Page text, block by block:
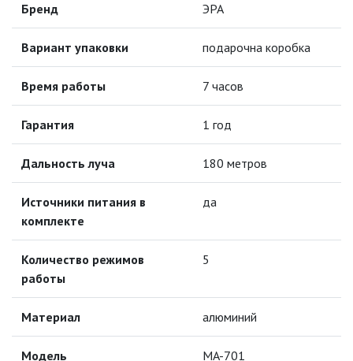
ИЗОЛЯЦИОННАЯ ЛЕНТА
ИСТОЧНИКИ СВЕТА
КАБЕЛЕНЕСУЩИЕ СИСТЕМЫ
КЛЕЙКИЕ ЛЕНТЫ
ЛЕНТЫ СВЕТОДИОДНЫЕ (LED
ЛЕНТЫ)
ЛИНЕЙНЫЕ СВЕТОДИОДНЫЕ
СВЕТИЛЬНИКИ
Бренд ЭРА
Вариант упаковки подарочна коробка
Время работы 7 часов
Гарантия 1 год
Дальность луча 180 метров
Источники питания в
комплекте
да
Количество режимов
работы
5
Материал алюминий
Модель MA-701